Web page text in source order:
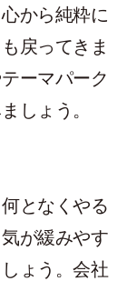
から純粋に
戻ってきま
ーマパーク
しょう。
となくやる
が緩みやす
ょう。会社